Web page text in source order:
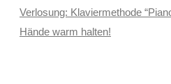
Verlosung: Klaviermethode
Hände warm halten!